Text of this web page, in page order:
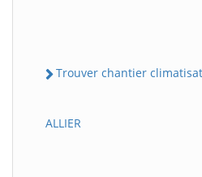
Trouver chantier
ALLIER